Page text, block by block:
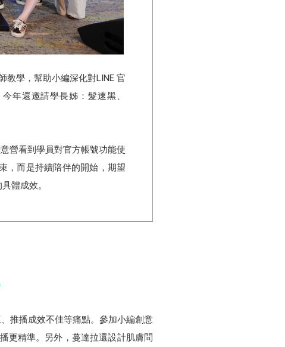
教學，幫助小編深化對LINE 官
年還邀請學長姊：髮速黑、
營看到學員對官方帳號功能使
，而是持續陪伴的開始，期望
體成效。
推播成效不佳等痛點。參加小編創意
更精準。另外，蔓達拉還設計肌膚問